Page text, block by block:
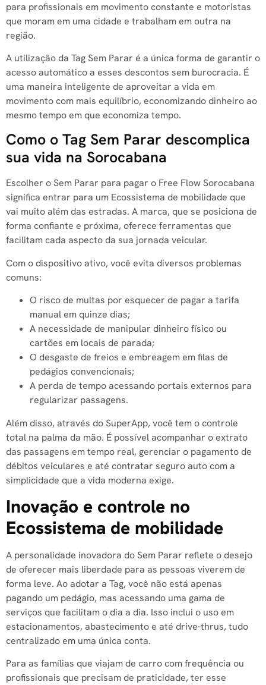
para profissionais em movimento constante e motoristas
que moram em uma cidade e trabalham em outra na
região.
A utilização da Tag Sem Parar é a única forma de garantir o
acesso automático a esses descontos sem burocracia. É
uma maneira inteligente de aproveitar a vida em
movimento com mais equilíbrio, economizando dinheiro ao
mesmo tempo em que economiza tempo.
Como o Tag Sem Parar descomplica
sua vida na Sorocabana
Escolher o Sem Parar para pagar o Free Flow Sorocabana
significa entrar para um Ecossistema de mobilidade que
vai muito além das estradas. A marca, que se posiciona de
forma confiante e próxima, oferece ferramentas que
facilitam cada aspecto da sua jornada veicular.
Com o dispositivo ativo, você evita diversos problemas
comuns:
O risco de multas por esquecer de pagar a tarifa
manual em quinze dias;
A necessidade de manipular dinheiro físico ou
cartões em locais de parada;
O desgaste de freios e embreagem em filas de
pedágios convencionais;
A perda de tempo acessando portais externos para
regularizar passagens.
Além disso, através do SuperApp, você tem o controle
total na palma da mão. É possível acompanhar o extrato
das passagens em tempo real, gerenciar o pagamento de
débitos veiculares e até contratar seguro auto com a
simplicidade que a vida moderna exige.
Inovação e controle no
Ecossistema de mobilidade
A personalidade inovadora do Sem Parar reflete o desejo
de oferecer mais liberdade para as pessoas viverem de
forma leve. Ao adotar a Tag, você não está apenas
pagando um pedágio, mas acessando uma gama de
serviços que facilitam o dia a dia. Isso inclui o uso em
estacionamentos, abastecimento e até drive-thrus, tudo
centralizado em uma única conta.
Para as famílias que viajam de carro com frequência ou
profissionais que precisam de praticidade, ter esse